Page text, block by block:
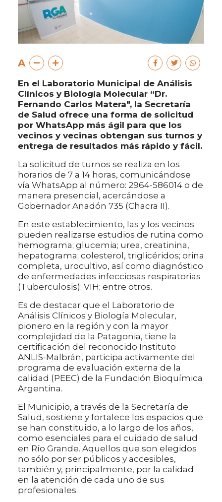
A
En el Laboratorio Municipal de Análisis
Clínicos y Biología Molecular “Dr.
Fernando Carlos Matera", la Secretaría
de Salud ofrece una forma de solicitud
por WhatsApp más ágil para que los
vecinos y vecinas obtengan sus turnos y
entrega de resultados más rápido y fácil.
La solicitud de turnos se realiza en los
horarios de 7 a 14 horas, comunicándose
vía WhatsApp al número: 2964-586014 o de
manera presencial, acercándose a
Gobernador Anadón 735 (Chacra II).
En este establecimiento, las y los vecinos
pueden realizarse estudios de rutina como
hemograma; glucemia; urea, creatinina,
hepatograma; colesterol, triglicéridos; orina
completa, urocultivo, así como diagnóstico
de enfermedades infecciosas respiratorias
(Tuberculosis); VIH; entre otros.
Es de destacar que el Laboratorio de
Análisis Clínicos y Biología Molecular,
pionero en la región y con la mayor
complejidad de la Patagonia, tiene la
certificación del reconocido Instituto
ANLIS-Malbrán, participa activamente del
programa de evaluación externa de la
calidad (PEEC) de la Fundación Bioquímica
Argentina.
El Municipio, a través de la Secretaría de
Salud, sostiene y fortalece los espacios que
se han constituido, a lo largo de los años,
como esenciales para el cuidado de salud
en Río Grande. Aquellos que son elegidos
no sólo por ser públicos y accesibles,
también y, principalmente, por la calidad
en la atención de cada uno de sus
profesionales.